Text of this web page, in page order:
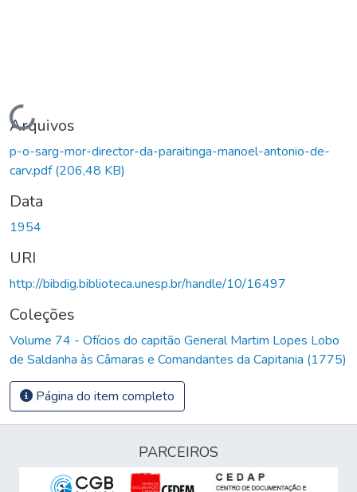
Carregando...
Arquivos
p-o-sarg-mor-director-da-paraitinga-manoel-antonio-de-
carv.pdf(206,48 KB)
Data
1954
URI
http://bibdig.biblioteca.unesp.br/handle/10/16497
Coleções
Volume 74 - Ofícios do capitão General Martim Lopes Lobo
de Saldanha às Câmaras e Comandantes da Capitania (1775)
Página do item completo
PARCEIROS